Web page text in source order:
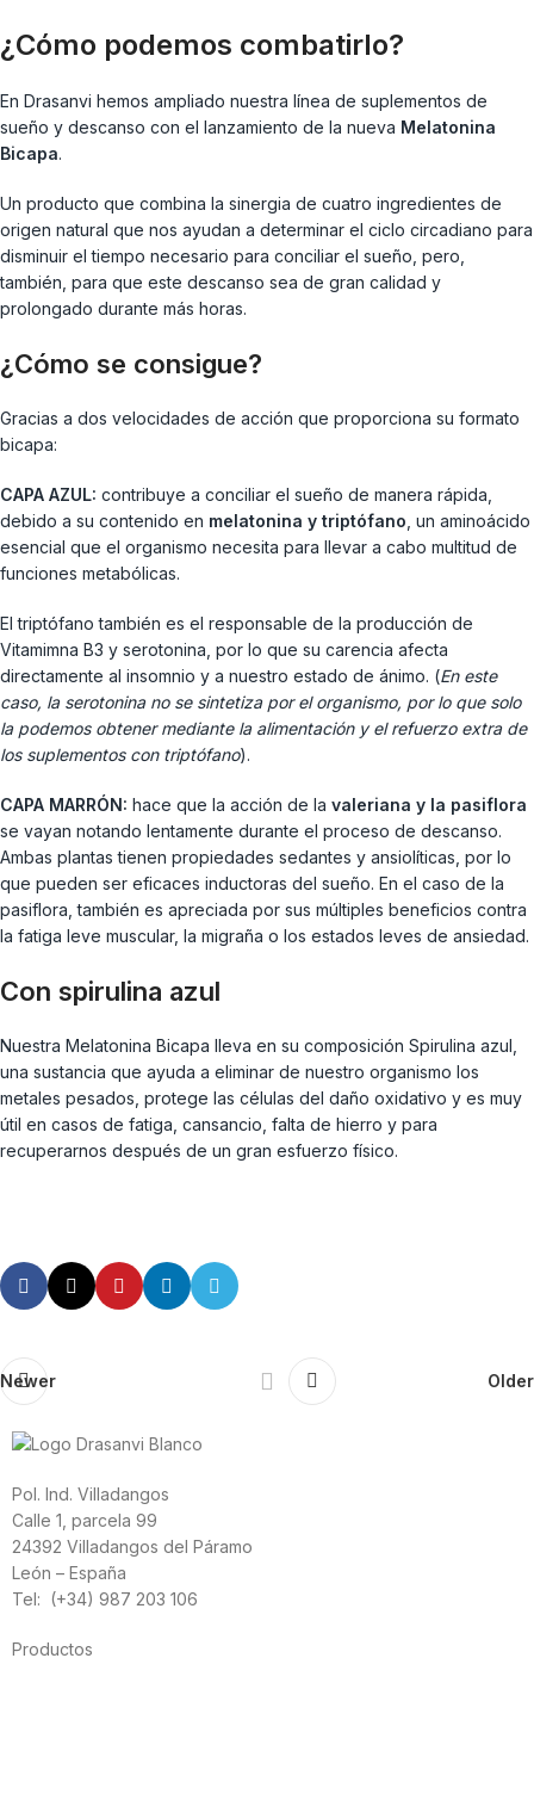
¿Cómo podemos combatirlo?
En Drasanvi hemos ampliado nuestra línea de suplementos de
sueño y descanso con el lanzamiento de la nueva Melatonina
Bicapa.
Un producto que combina la sinergia de cuatro ingredientes de
origen natural que nos ayudan a determinar el ciclo circadiano para
disminuir el tiempo necesario para conciliar el sueño, pero,
también, para que este descanso sea de gran calidad y
prolongado durante más horas.
¿Cómo se consigue?
Gracias a dos velocidades de acción que proporciona su formato
bicapa:
CAPA AZUL: contribuye a conciliar el sueño de manera rápida,
debido a su contenido en melatonina y triptófano , un aminoácido
esencial que el organismo necesita para llevar a cabo multitud de
funciones metabólicas.
El triptófano también es el responsable de la producción de
Vitamimna B3 y serotonina, por lo que su carencia afecta
directamente al insomnio y a nuestro estado de ánimo. (En este
caso, la serotonina no se sintetiza por el organismo, por lo que solo
la podemos obtener mediante la alimentación y el refuerzo extra de
los suplementos con triptófano).
CAPA MARRÓN: hace que la acción de la valeriana y la pasiflora
se vayan notando lentamente durante el proceso de descanso.
Ambas plantas tienen propiedades sedantes y ansiolíticas, por lo
que pueden ser eficaces inductoras del sueño. En el caso de la
pasiflora, también es apreciada por sus múltiples beneficios contra
la fatiga leve muscular, la migraña o los estados leves de ansiedad.
Con spirulina azul
Nuestra Melatonina Bicapa lleva en su composición Spirulina azul,
una sustancia que ayuda a eliminar de nuestro organismo los
metales pesados, protege las células del daño oxidativo y es muy
útil en casos de fatiga, cansancio, falta de hierro y para
recuperarnos después de un gran esfuerzo físico.
Newer Older
Pol. Ind. Villadangos
Calle 1, parcela 99
24392 Villadangos del Páramo
León – España
Tel: (+34) 987 203 106
Productos